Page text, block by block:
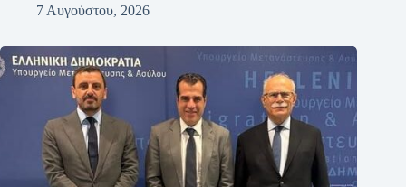
7 Αυγούστου, 2026